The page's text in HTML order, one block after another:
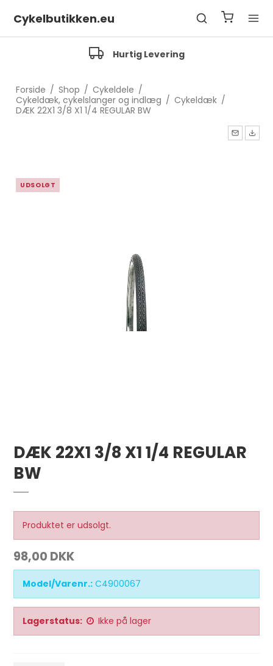
Cykelbutikken.eu
Hurtig Levering
Forside / Shop / Cykeldele /
Cykeldæk, cykelslanger og indlæg / Cykeldæk /
DÆK 22X1 3/8 X1 1/4 REGULAR BW
UDSOLGT
DÆK 22X1 3/8 X1 1/4 REGULAR
BW
Produktet er udsolgt.
98,00 DKK
Model/Varenr.: C4900067
Lagerstatus: Ikke på lager